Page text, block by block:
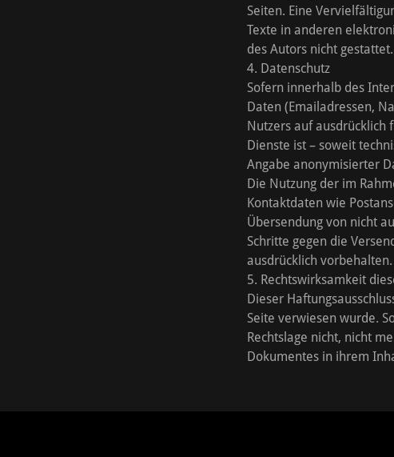
Seiten. Eine
Texte in anderen
des Autors nicht gestattet.
4. Datenschutz
Sofern innerhalb des
Daten (Emailadressen,
Nutzers auf ausdrücklich
Dienste ist – soweit
Angabe anonymisierter
Die Nutzung der im
Kontaktdaten wie
Übersendung von nicht
Schritte gegen die
ausdrücklich vorbehalten.
5. Rechtswirksamkeit
Dieser
Seite verwiesen wurde.
Rechtslage nicht, nicht
Dokumentes in ihrem